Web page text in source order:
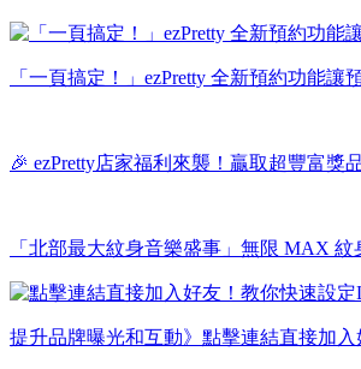
「一頁搞定！」ezPretty 全新預約功能
🎉 ezPretty店家福利來襲！贏取超豐富
「北部最大紋身音樂盛事」無限 MAX 紋
提升品牌曝光和互動》點擊連結直接加